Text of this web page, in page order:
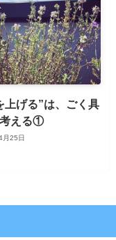
上げる”は、ごく具
える①
月25日